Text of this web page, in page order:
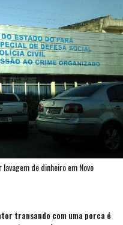
de dinheiro em Novo
transando com uma porca é